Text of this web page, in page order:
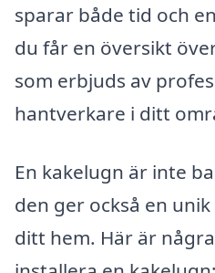
sparar både tid och
du får en översikt
som erbjuds av
hantverkare i ditt
En kakelugn är inte
den ger också en
ditt hem. Här är